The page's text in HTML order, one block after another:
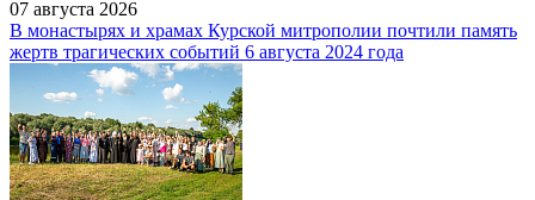
07 августа 2026
В монастырях и храмах Курской митрополии почтили память
жертв трагических событий 6 августа 2024 года